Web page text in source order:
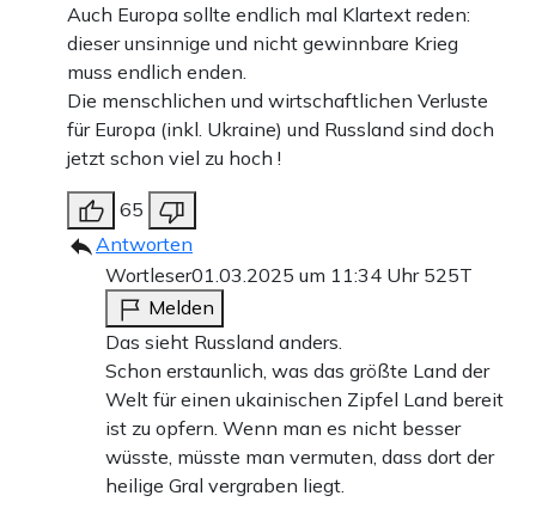
Auch Europa sollte endlich mal Klartext reden:
dieser unsinnige und nicht gewinnbare Krieg
muss endlich enden.
Die menschlichen und wirtschaftlichen Verluste
für Europa (inkl. Ukraine) und Russland sind doch
jetzt schon viel zu hoch !
65
Antworten
Wortleser01.03.2025 um 11:34 Uhr 525T
Melden
Das sieht Russland anders.
Schon erstaunlich, was das größte Land der
Welt für einen ukainischen Zipfel Land bereit
ist zu opfern. Wenn man es nicht besser
wüsste, müsste man vermuten, dass dort der
heilige Gral vergraben liegt.